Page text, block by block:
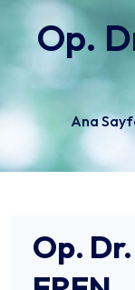
Op.
Ana
Op.